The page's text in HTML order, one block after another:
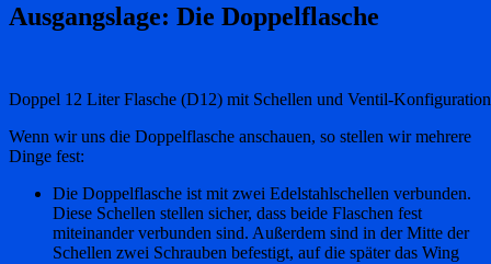
Ausgangslage: Die Doppelflasche
Doppel 12 Liter Flasche (D12) mit Schellen und Ventil-Konfiguration
Wenn wir uns die Doppelflasche anschauen, so stellen wir mehrere
Dinge fest:
Die Doppelflasche ist mit zwei Edelstahlschellen verbunden.
Diese Schellen stellen sicher, dass beide Flaschen fest
miteinander verbunden sind. Außerdem sind in der Mitte der
Schellen zwei Schrauben befestigt, auf die später das Wing